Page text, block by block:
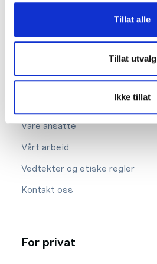
Tillat alle
Tillat utvalg
Ikke tillat
Styret
Våre ansatte
Vårt arbeid
Vedtekter og etiske regler
Kontakt oss
For privat